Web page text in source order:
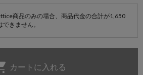
商品のみの場合、商品代金の合計が1,650
きません。